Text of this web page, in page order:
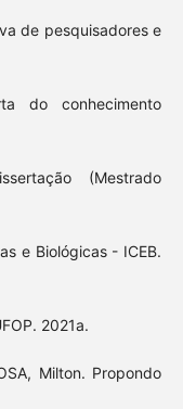
de pesquisadores e
do conhecimento
(Mestrado
e Biológicas - ICEB.
2021a.
Milton. Propondo